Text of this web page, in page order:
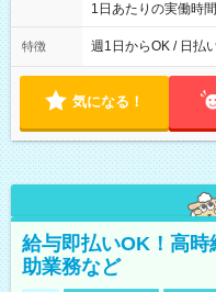
1日あたりの実働時
00 ※週1日～OK ／ 夜勤専従 ＊＊ 勤務時間例 ＊＊ ■22時か
ら翌7時 ■23時から翌8時
ます。 ※曜日固定（
特徴 週1日からOK / 日払
気になる！
給与即払いOK！高
助業務など